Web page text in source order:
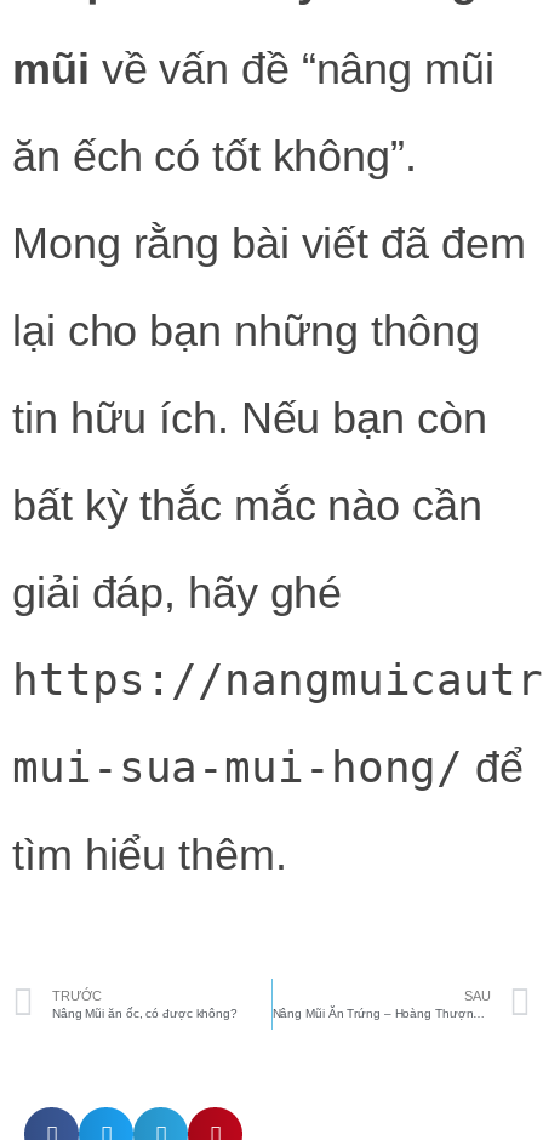
mũi về vấn đề “nâng mũi
ăn ếch có tốt không”.
Mong rằng bài viết đã đem
lại cho bạn những thông
tin hữu ích. Nếu bạn còn
bất kỳ thắc mắc nào cần
giải đáp, hãy ghé
https://
mui-sua-mui-hong/ để
tìm hiểu thêm.
Prev
TRƯỚC
Nâng Mũi ăn ốc, có được không?
SAU